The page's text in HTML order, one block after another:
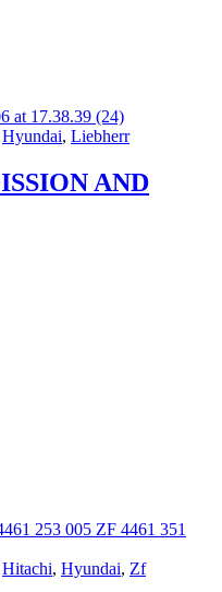
Hyundai, Liebherr
AND
Hitachi, Hyundai, Zf